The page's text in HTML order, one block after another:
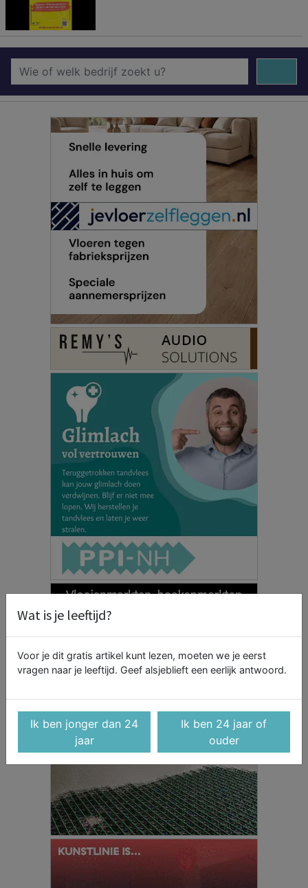
Wat is je leeftijd?
Voor je dit gratis artikel kunt lezen, moeten we je eerst
vragen naar je leeftijd. Geef alsjeblieft een eerlijk antwoord.
Ik ben jonger dan 24
jaar
Ik ben 24 jaar of
ouder